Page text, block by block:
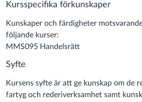
Kursspecifika förkunskaper
Kunskaper och färdigheter
följande kurser:
MMS095 Handelsrätt
Syfte
Kursens syfte är att ge kunskap om de
fartyg och rederiverksamhet samt